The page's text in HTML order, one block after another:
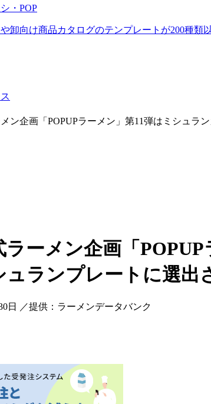
・POP
卸向け商品カタログのテンプレートが200種類
ン企画「POPUPラーメン」第11弾はミシュ
ラーメン企画「
ュランプレートに選
日 ／提供：ラーメンデータバンク